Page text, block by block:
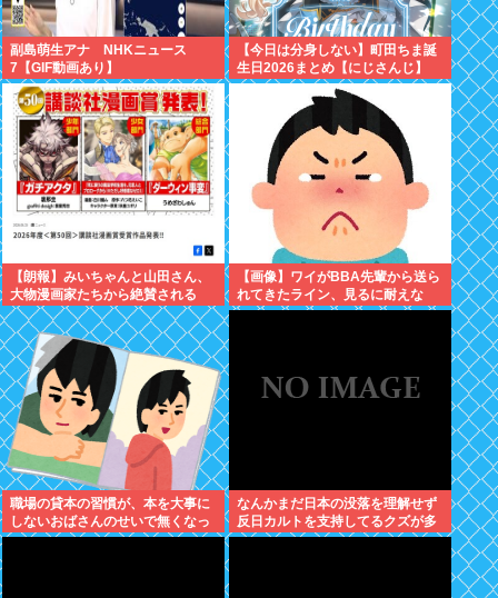
副島萌生アナ NHKニュース
7【GIF動画あり】
【今日は分身しない】町田ちま誕
生日2026まとめ【にじさんじ】
【朗報】みいちゃんと山田さん、
大物漫画家たちから絶賛される
www
【画像】ワイがBBA先輩から送ら
れてきたライン、見るに耐えな
い・・・
職場の貸本の習慣が、本を大事に
しないおばさんのせいで無くなっ
た
なんかまだ日本の没落を理解せず
反日カルトを支持してるクズが多
いんだけどなんだお前ら